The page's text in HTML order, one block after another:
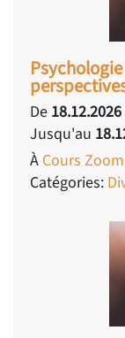
De
Jusqu'au
À Cours Zoom
Catégories: